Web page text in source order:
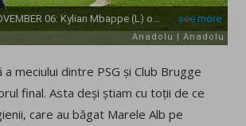
meciului dintre PSG și Club Brugge
final. Asta deși știam cu toții de ce
care au băgat Marele Alb pe